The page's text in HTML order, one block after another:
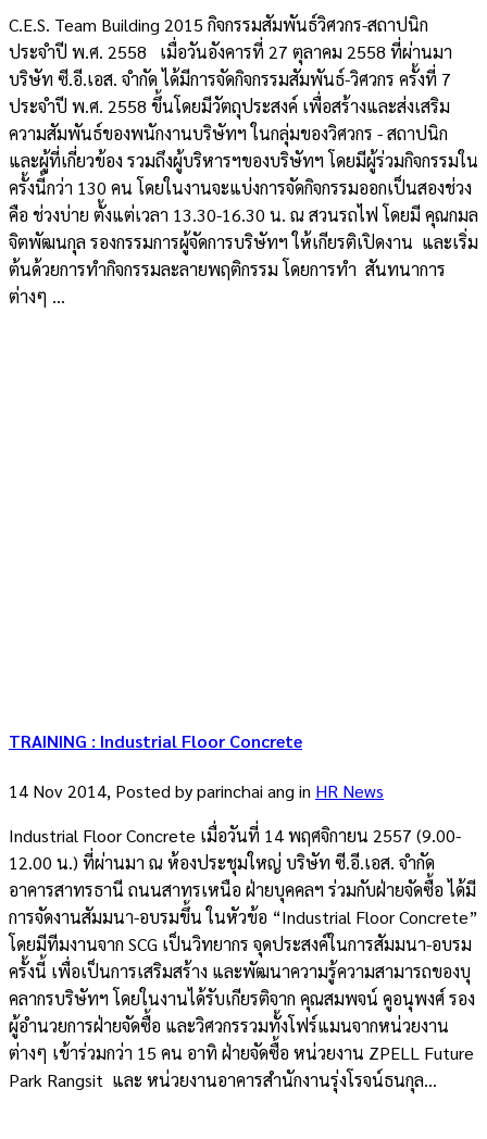
C.E.S. Team Building 2015 กิจกรรมสัมพันธ์วิศวกร-สถาปนิก
ประจำปี พ.ศ. 2558 เมื่อวันอังคารที่ 27 ตุลาคม 2558 ที่ผ่านมา
บริษัท ซี.อี.เอส. จำกัด ได้มีการจัดกิจกรรมสัมพันธ์-วิศวกร ครั้งที่ 7
ประจำปี พ.ศ. 2558 ขึ้นโดยมีวัตถุประสงค์ เพื่อสร้างและส่งเสริม
ความสัมพันธ์ของพนักงานบริษัทฯ ในกลุ่มของวิศวกร - สถาปนิก
และผู้ที่เกี่ยวข้อง รวมถึงผู้บริหารฯของบริษัทฯ โดยมีผู้ร่วมกิจกรรมใน
ครั้งนี้กว่า 130 คน โดยในงานจะแบ่งการจัดกิจกรรมออกเป็นสองช่วง
คือ ช่วงบ่าย ตั้งแต่เวลา 13.30-16.30 น. ณ สวนรถไฟ โดยมี คุณกมล
จิตพัฒนกุล รองกรรมการผู้จัดการบริษัทฯ ให้เกียรติเปิดงาน และเริ่ม
ต้นด้วยการทำกิจกรรมละลายพฤติกรรม โดยการทำ สันทนาการ
ต่างๆ ...
TRAINING : Industrial Floor Concrete
14 Nov 2014, Posted byparinchai ang in HR News
Industrial Floor Concrete เมื่อวันที่ 14 พฤศจิกายน 2557 (9.00-
12.00 น.) ที่ผ่านมา ณ ห้องประชุมใหญ่ บริษัท ซี.อี.เอส. จำกัด
อาคารสาทรธานี ถนนสาทรเหนือ ฝ่ายบุคคลฯ ร่วมกับฝ่ายจัดซื้อ ได้มี
การจัดงานสัมมนา-อบรมขึ้น ในหัวข้อ “Industrial Floor Concrete”
โดยมีทีมงานจาก SCG เป็นวิทยากร จุดประสงค์ในการสัมมนา-อบรม
ครั้งนี้ เพื่อเป็นการเสริมสร้าง และพัฒนาความรู้ความสามารถของบุ
คลากรบริษัทฯ โดยในงานได้รับเกียรติจาก คุณสมพจน์ คูอนุพงศ์ รอง
ผู้อำนวยการฝ่ายจัดซื้อ และวิศวกรรวมทั้งโฟร์แมนจากหน่วยงาน
ต่างๆ เข้าร่วมกว่า 15 คน อาทิ ฝ่ายจัดซื้อ หน่วยงาน ZPELL Future
Park Rangsit และ หน่วยงานอาคารสำนักงานรุ่งโรจน์ธนกุล...